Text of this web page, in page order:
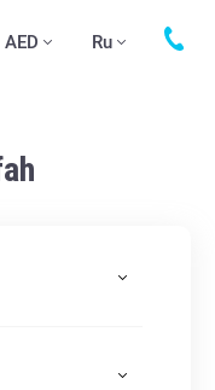
AED Ru